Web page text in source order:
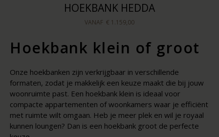
HOEKBANK HEDDA
VANAF € 1.159,00
Hoekbank klein of groot
Onze hoekbanken zijn verkrijgbaar in verschillende
formaten, zodat je makkelijk een keuze maakt die bij jouw
woonruimte past. Een hoekbank klein is ideaal voor
compacte appartementen of woonkamers waar je efficiënt
met ruimte wilt omgaan. Heb je meer plek en wil je royaal
kunnen loungen? Dan is een hoekbank groot de perfecte